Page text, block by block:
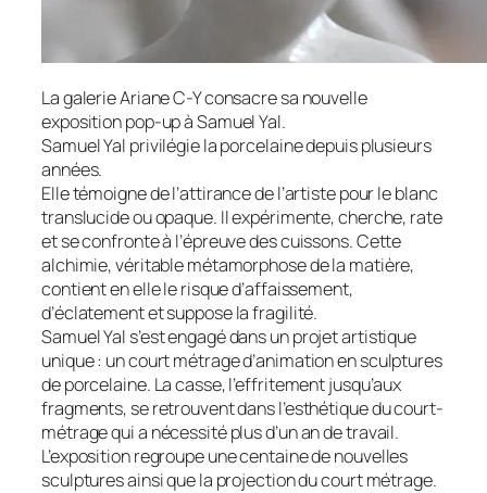
La galerie Ariane C-Y consacre sa nouvelle
exposition pop-up à Samuel Yal.
Samuel Yal privilégie la porcelaine depuis plusieurs
années.
Elle témoigne de l’attirance de l’artiste pour le blanc
translucide ou opaque. Il expérimente, cherche, rate
et se confronte à l’épreuve des cuissons. Cette
alchimie, véritable métamorphose de la matière,
contient en elle le risque d’affaissement,
d’éclatement et suppose la fragilité.
Samuel Yal s’est engagé dans un projet artistique
unique : un court métrage d’animation en sculptures
de porcelaine. La casse, l’effritement jusqu’aux
fragments, se retrouvent dans l’esthétique du court-
métrage qui a nécessité plus d’un an de travail.
L’exposition regroupe une centaine de nouvelles
sculptures ainsi que la projection du court métrage.